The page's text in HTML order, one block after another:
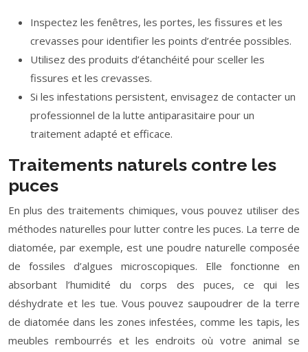
Inspectez les fenêtres, les portes, les fissures et les
crevasses pour identifier les points d’entrée possibles.
Utilisez des produits d’étanchéité pour sceller les
fissures et les crevasses.
Si les infestations persistent, envisagez de contacter un
professionnel de la lutte antiparasitaire pour un
traitement adapté et efficace.
Traitements naturels contre les
puces
En plus des traitements chimiques, vous pouvez utiliser des
méthodes naturelles pour lutter contre les puces. La terre de
diatomée, par exemple, est une poudre naturelle composée
de fossiles d’algues microscopiques. Elle fonctionne en
absorbant l’humidité du corps des puces, ce qui les
déshydrate et les tue. Vous pouvez saupoudrer de la terre
de diatomée dans les zones infestées, comme les tapis, les
meubles rembourrés et les endroits où votre animal se